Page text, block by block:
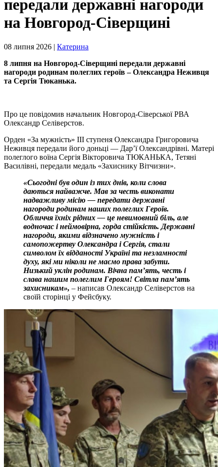
передали державні нагороди
на Новгород-Сіверщині
08 липня 2026 | Катерина
8 липня на Новгород-Сіверщині передали державні
нагороди родинам полеглих героїв – Олександра Неживця
та Сергія Тюканька.
Про це повідомив начальник Новгород-Сіверської РВА
Олександр Селіверстов.
Орден «За мужність» ІІІ ступеня Олександра Григоровича
Неживця передали його доньці — Дар’ї Олександрівні. Матері
полеглого воїна Сергія Вікторовича ТЮКАНЬКА, Тетяні
Василівні, передали медаль «Захиснику Вітчизни».
«Сьогодні був один із тих днів, коли слова
даються найважче. Мав за честь виконати
надважливу місію — передати державні
нагороди родинам наших полеглих Героїв.
Обличчя їхніх рідних — це невимовний біль, але
водночас і неймовірна, горда стійкість. Державні
нагороди, якими відзначено мужність і
самопожертву Олександра і Сергія, стали
символом їх відданості Україні та незламності
духу, які ми ніколи не маємо права забути.
Низький уклін родинам. Вічна пам’ять, честь і
слава нашим полеглим Героям! Світла пам’ять
захисникам», – написав Олександр Селіверстов на
своїй сторінці у Фейсбуку.